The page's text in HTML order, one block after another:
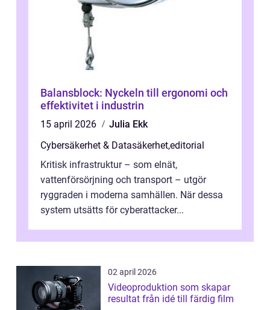
Balansblock: Nyckeln till ergonomi och
effektivitet i industrin
15 april 2026
Julia Ekk
Cybersäkerhet & Datasäkerhet,editorial
Kritisk infrastruktur – som elnät,
vattenförsörjning och transport – utgör
ryggraden i moderna samhällen. När dessa
system utsätts för cyberattacker...
02 april 2026
Videoproduktion som skapar
resultat från idé till färdig film